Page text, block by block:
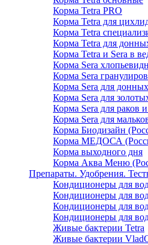
Корма Tetra PRO
Корма Tetra для
Корма Tetra
Корма Tetra для
Корма Tetra и Sera в
Корма Sera
Корма Sera
Корма Sera для
Корма Sera для
Корма Sera для раков
Корма Sera для
Корма Биодизайн
Корма МЕДОСА
Корма выходного дня
Корма Аква Меню
Препараты. Удобрения.
Кондиционеры для
Кондиционеры для
Кондиционеры для
Кондиционеры для
Живые бактерии Tetra
Живые бактерии